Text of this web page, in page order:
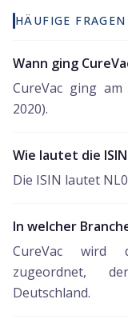
HÄUFIGE
Wann ging
CureVac ging am
2020).
Wie lautet die
Die ISIN lautet
In welcher
CureVac wird
zugeordnet,
Deutschland.